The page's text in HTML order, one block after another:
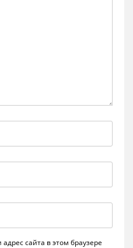
сайта в этом браузере